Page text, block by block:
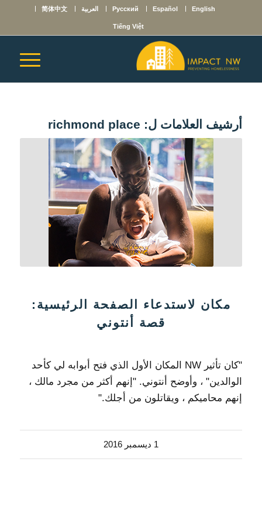
English
Español
Русский العربية 简体中文
Tiếng Việt
أرشيف العلامات ل: richmond place
مكان لاستدعاء الصفحة الرئيسية:
قصة أنتوني
"كان تأثير NW المكان الأول الذي فتح أبوابه لي كأحد
الوالدين" ، وأوضح أنتوني. "إنهم أكثر من مجرد مالك ،
إنهم محاميكم ، ويقاتلون من أجلك."
1 ديسمبر 2016